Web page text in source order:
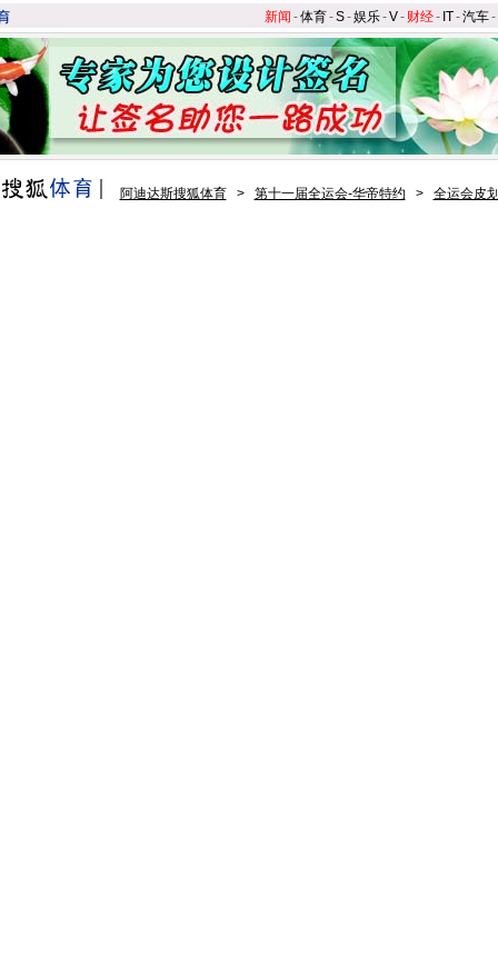
新闻 -体育-S-娱乐-V- 财经- IT-汽车-
阿迪达斯搜狐体育 > 第十一届全运会-华帝特约 >
全运会皮划